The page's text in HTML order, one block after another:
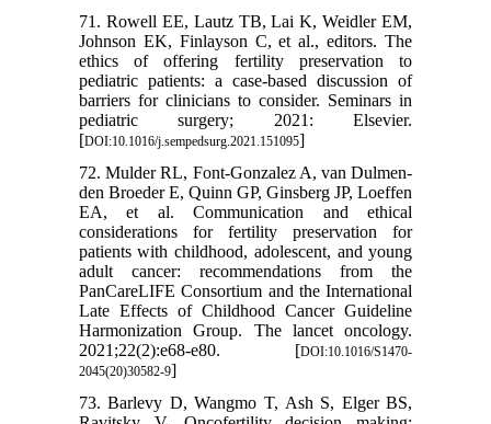
71. Rowell EE, Lautz TB, Lai K, Weidler EM,
Johnson EK, Finlayson C, et al., editors. The
ethics of offering fertility preservation to
pediatric patients: a case-based discussion of
barriers for clinicians to consider. Seminars in
pediatric surgery; 2021: Elsevier.
[DOI:10.1016/j.sempedsurg.2021.151095]
72. Mulder RL, Font-Gonzalez A, van Dulmen-
den Broeder E, Quinn GP, Ginsberg JP, Loeffen
EA, et al. Communication and ethical
considerations for fertility preservation for
patients with childhood, adolescent, and young
adult cancer: recommendations from the
PanCareLIFE Consortium and the International
Late Effects of Childhood Cancer Guideline
Harmonization Group. The lancet oncology.
2021;22(2):e68-e80. [DOI:10.1016/S1470-
2045(20)30582-9]
73. Barlevy D, Wangmo T, Ash S, Elger BS,